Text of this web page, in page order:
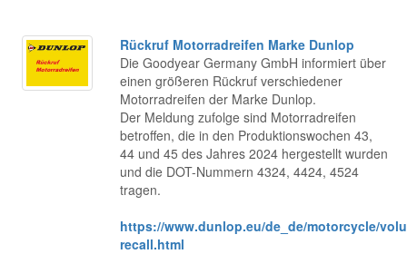
Rückruf Motorradreifen Marke Dunlop
Die Goodyear Germany GmbH informiert über
einen größeren Rückruf verschiedener
Motorradreifen der Marke Dunlop.
Der Meldung zufolge sind Motorradreifen
betroffen, die in den Produktionswochen 43,
44 und 45 des Jahres 2024 hergestellt wurden
und die DOT-Nummern 4324, 4424, 4524
tragen.
https://www.dunlop.eu/de_de/motorcycle/
recall.html